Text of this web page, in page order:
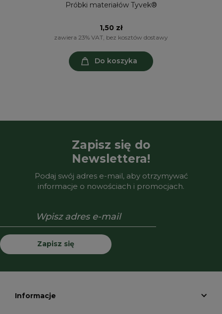
Próbki materiałów Tyvek®
1,50 zł
zawiera 23% VAT, bez kosztów dostawy
Do koszyka
Zapisz się do
Newslettera!
Podaj swój adres e-mail, aby otrzymywać
informacje o nowościach i promocjach.
Zapisz się
Informacje